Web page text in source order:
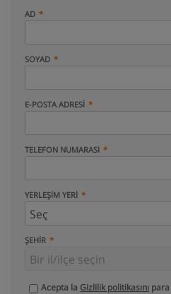
AD
SOYAD
E-POSTA ADRESI
TELEFON NUMARASI
YERLEŞIM YERI
ŞEHIR
Acepta la Gizlilik politikasını